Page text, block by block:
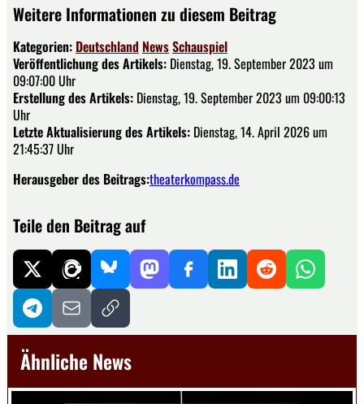
Weitere Informationen zu diesem Beitrag
Kategorien: Deutschland NewsSchauspiel
Veröffentlichung des Artikels: Dienstag, 19. September 2023 um
09:07:00 Uhr
Erstellung des Artikels: Dienstag, 19. September 2023 um 09:00:13
Uhr
Letzte Aktualisierung des Artikels: Dienstag, 14. April 2026 um
21:45:37 Uhr
Herausgeber des Beitrags:theaterkompass.de
Teile den Beitrag auf
Ähnliche News